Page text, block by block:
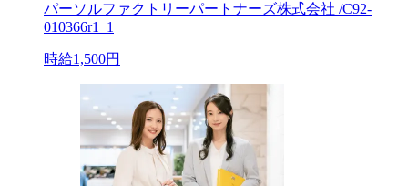
パーソルファクトリーパートナーズ株式会社 /C92-
010366r1_1
時給1,500円